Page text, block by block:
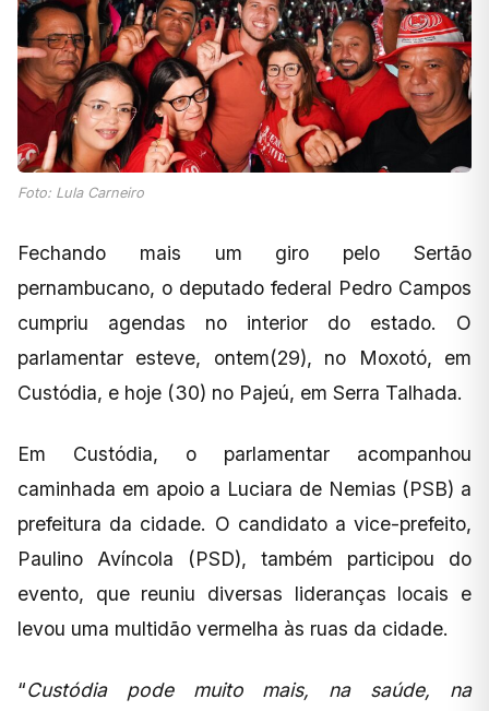
Foto: Lula Carneiro
Fechando mais um giro pelo Sertão
pernambucano, o deputado federal Pedro Campos
cumpriu agendas no interior do estado. O
parlamentar esteve, ontem(29), no Moxotó, em
Custódia, e hoje (30) no Pajeú, em Serra Talhada.
Em Custódia, o parlamentar acompanhou
caminhada em apoio a Luciara de Nemias (PSB) a
prefeitura da cidade. O candidato a vice-prefeito,
Paulino Avíncola (PSD), também participou do
evento, que reuniu diversas lideranças locais e
levou uma multidão vermelha às ruas da cidade.
“Custódia pode muito mais, na saúde, na